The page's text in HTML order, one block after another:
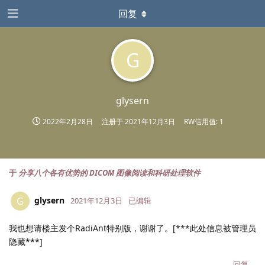
G
glysern
2022年2月28日 注册于2021年12月3日 RW信用值: 1
回复
于 分享八个各有优势的 DICOM 图像阅读和科研处理软件
G glysern 2021年12月3日 已编辑
我也想请楼主发个RadiAnt特别版，谢谢了。[***此处信息被管理员
隐藏***]